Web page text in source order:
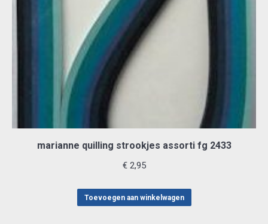
marianne quilling strookjes assorti fg 2433
€2,95
Toevoegen aan winkelwagen